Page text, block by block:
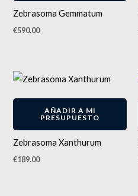
Zebrasoma Gemmatum
€590.00
AÑADIR A MI
PRESUPUESTO
Zebrasoma Xanthurum
€189.00